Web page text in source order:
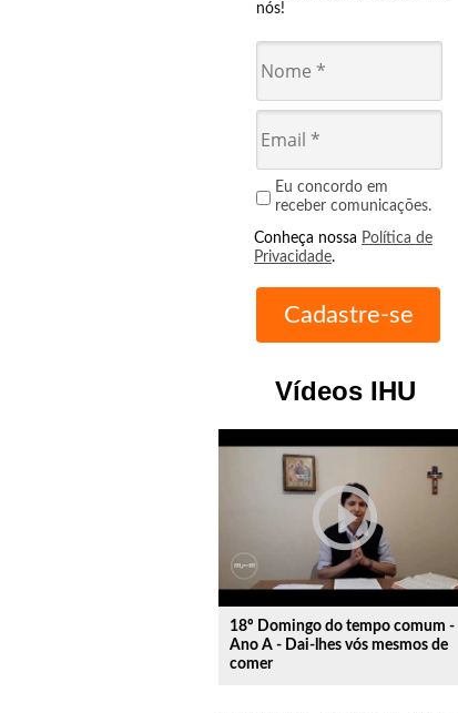
nós!
Eu concordo em
receber comunicações.
Conheça nossa Política de
Privacidade.
Vídeos IHU
play_circle_outline
18º Domingo do tempo comum -
Ano A - Dai-lhes vós mesmos de
comer